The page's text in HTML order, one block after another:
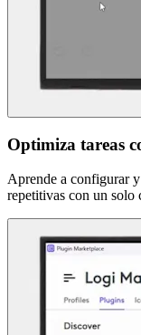
Optimiza tareas
Aprende a configurar
repetitivas con un